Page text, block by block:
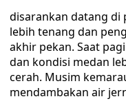
disarankan datang di
lebih tenang dan
akhir pekan. Saat
dan kondisi medan
cerah. Musim
mendambakan air